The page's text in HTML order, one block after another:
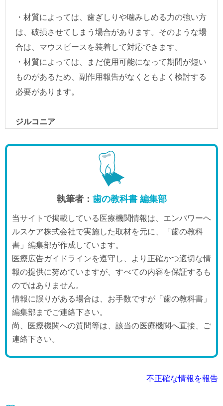
執筆者： 歯の教科書 編集部
当サイトで掲載している医療機関情報は、エンパワーヘ
ルスケア株式会社で実施した取材を元に、「歯の教科
書」編集部が作成しています。
医療広告ガイドラインを遵守し、より正確かつ適切な情
報の提供に努めていますが、すべての内容を保証するも
のではありません。
情報に誤りがある場合は、お手数ですが「歯の教科書」
編集部までご連絡下さい。
尚、医療機関への質問等は、該当の医療機関へ直接、ご
連絡下さい。
不正確な情報を報告